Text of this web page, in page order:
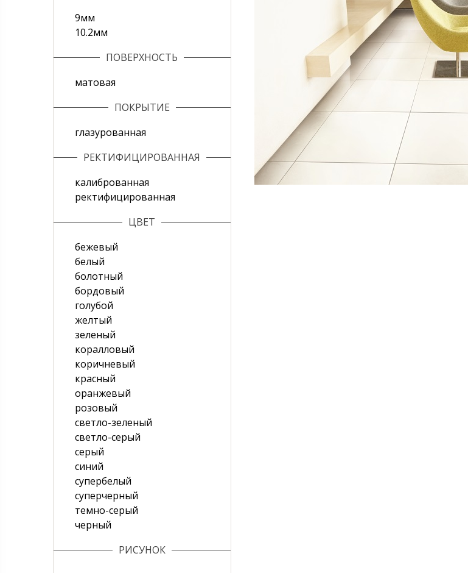
9мм
10.2мм
ПОВЕРХНОСТЬ
матовая
ПОКРЫТИЕ
глазурованная
РЕКТИФИЦИРОВАННАЯ
калиброванная
ректифицированная
ЦВЕТ
бежевый
белый
болотный
бордовый
голубой
желтый
зеленый
коралловый
коричневый
красный
оранжевый
розовый
светло-зеленый
светло-серый
серый
синий
супербелый
суперчерный
темно-серый
черный
РИСУНОК